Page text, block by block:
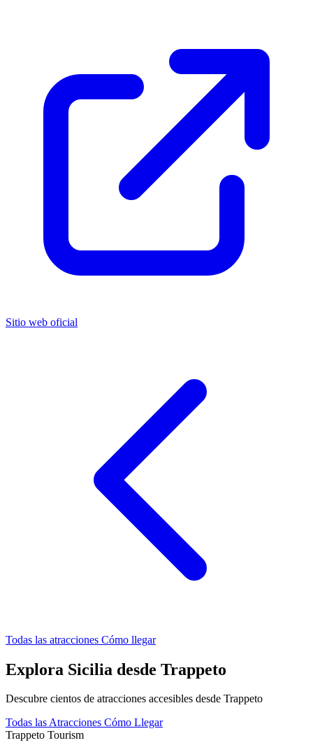
Sitio web oficial
Todas las atracciones Cómo llegar
Explora Sicilia desde Trappeto
Descubre cientos de atracciones accesibles desde Trappeto
Todas las Atracciones Cómo Llegar
Trappeto Tourism